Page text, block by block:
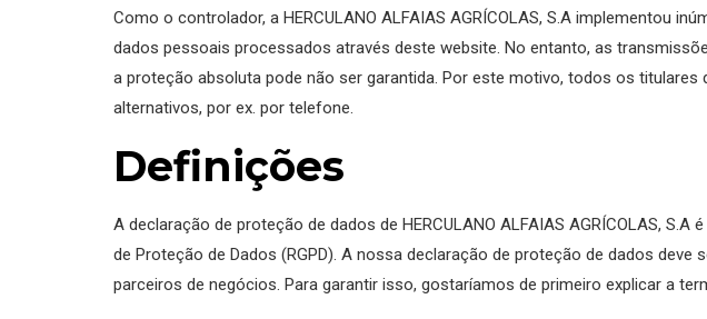
Como o controlador, a HERCULANO ALFAIAS AGRÍCOLAS, S.A implementou
dados pessoais processados através deste website. No entanto, as
a proteção absoluta pode não ser garantida. Por este motivo, todos os
alternativos, por ex. por telefone.
Definições
A declaração de proteção de dados de HERCULANO ALFAIAS AGRÍCOLAS,
de Proteção de Dados (RGPD). A nossa declaração de proteção de dados
parceiros de negócios. Para garantir isso, gostaríamos de primeiro explicar a